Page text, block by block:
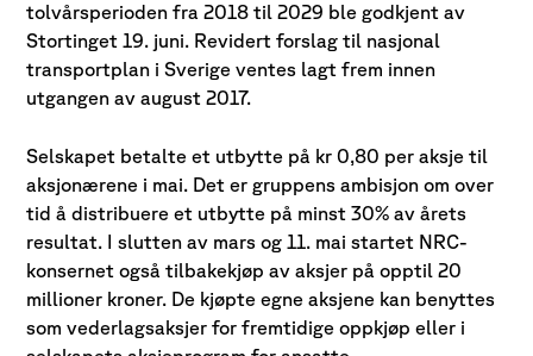
tolvårsperioden fra 2018 til 2029 ble godkjent av
Stortinget 19. juni. Revidert forslag til nasjonal
transportplan i Sverige ventes lagt frem innen
utgangen av august 2017.
Selskapet betalte et utbytte på kr 0,80 per aksje til
aksjonærene i mai. Det er gruppens ambisjon om over
tid å distribuere et utbytte på minst 30% av årets
resultat. I slutten av mars og 11. mai startet NRC-
konsernet også tilbakekjøp av aksjer på opptil 20
millioner kroner. De kjøpte egne aksjene kan benyttes
som vederlagsaksjer for fremtidige oppkjøp eller i